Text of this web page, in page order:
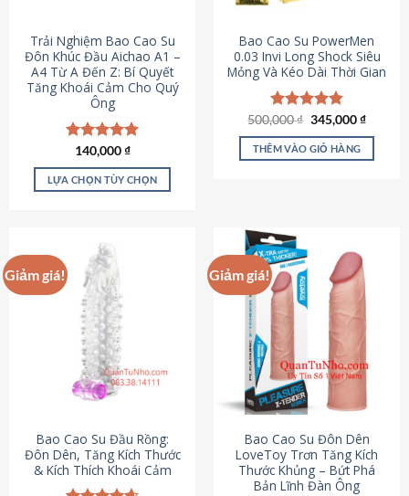
Trải Nghiệm Bao Cao Su
Đôn Khúc Đầu Aichao A1 –
A4 Từ A Đến Z: Bí Quyết
Tăng Khoái Cảm Cho Quý
Ông
Được xếp
hạng4.88
5 sao
140,000₫
LỰA CHỌN TÙY CHỌN
có
nhiều
biến
thể.
Các
tùy
chọn
có
chọn
trên
trang
Bao Cao Su PowerMen
0.03 Invi Long Shock Siêu
Mỏng Và Kéo Dài Thời Gian
Được xếp
hạng4.85
5 sao
500,000₫ Giá
là:
500,000 ₫.
345,000₫Giá
tại
THÊM VÀO GIỎ HÀNG
Giảm giá!
Bao Cao Su Đầu Rồng:
Đôn Dên, Tăng Kích Thước
& Kích Thích Khoái Cảm
Giảm giá!
Bao Cao Su Đôn Dên
LoveToy Trơn Tăng Kích
Thước Khủng – Bứt Phá
Bản Lĩnh Đàn Ông